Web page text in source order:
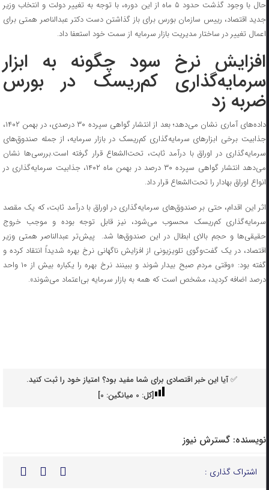
حال با وجود گذشت حدود ۵ ماه از این دوره، با توجه به تغییر دولت و انتخاب وزیر
جدید اقتصاد، رییس سازمان بورس برای باز گذاشتن دست دکتر عبدالناصر همتی برای
اعمال تغییر در ساختار مدیریت بازار سرمایه از سمت خود استعفا داد.
افزایش نرخ سود چگونه به ابزار
سرمایه‌گذاری کم‌ریسک در بورس
ضربه زد
داده‌های آماری نشان می‌دهد؛ بعد از انتشار گواهی سپرده ۳۰ درصدی، در بهمن ۱۴۰۲،
جذابیت برخی ابزارهای سرمایه‌گذاری کم‌ریسک در بازار سرمایه، از جمله صندوق‌های
سرمایه‌گذاری در اوراق با درآمد ثابت، تحت‌الشعاع قرار گرفته است.بررسی‌ها نشان
می‌دهد انتشار گواهی سپرده ۳۰ درصد در بهمن ماه ۱۴۰۲، جذابیت سرمایه‌گذاری در
انواع اوراق بهادار را تحت‌الشعاع قرار داد.
اثر این اقدام، حتی بر صندوق‌های سرمایه‌گذاری در اوراق با درآمد ثابت، که یک مقصد
سرمایه‌گذاری کم‌ریسک محسوب می‌شود، نیز قابل توجه بوده و موجب خروج
حقیقی‌ها و حجم بالای ابطال در این صندوق‌ها شد. پیش‌تر عبدالناصر همتی وزیر
اقتصاد، در یک گفت‌وگوی تلویزیونی از افزایش ناگهانی نرخ بهره شدیداً انتقاد کرده و
گفته بود: «وقتی مردم صبح بیدار شوند و ببینند نرخ بهره را یکباره بیش از ۱۰ واحد
درصد اضافه کردید، مشخص است که همه به بازار سرمایه بی‌اعتماد می‌شوند».
✅ آیا این خبر اقتصادی برای شما مفید بود؟ امتیاز خود را ثبت کنید.
[کل: 0میانگین: 0
]
نویسنده: گسترش نیوز
اشتراک گذاری :